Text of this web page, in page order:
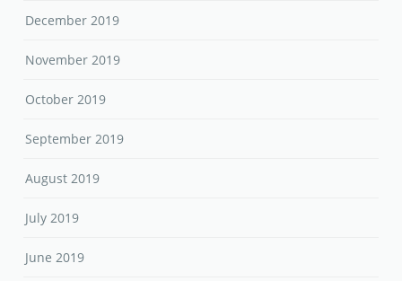
December 2019
November 2019
October 2019
September 2019
August 2019
July 2019
June 2019